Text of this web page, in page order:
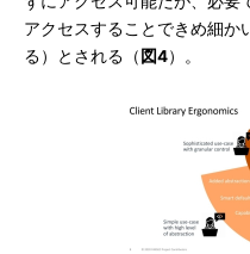
アクセスすることできめ細か
る）とされる（ 図4）。